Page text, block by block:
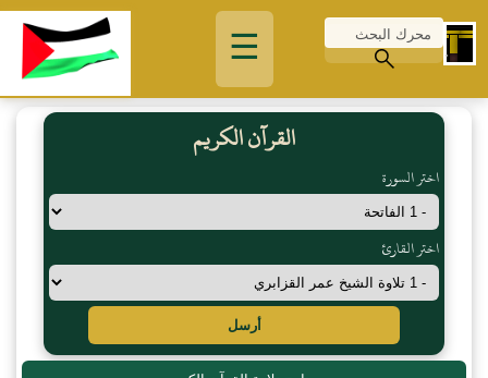
☰
القرآن الكريم
اختر السورة
اختر القارئ
أرسل